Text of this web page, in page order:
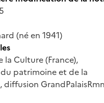
(né en 1941)
Culture (France),
patrimoine et de la
GrandPalaisRmn